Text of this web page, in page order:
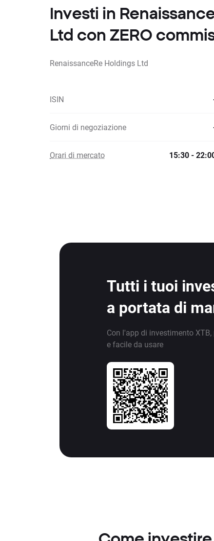
Investi in
Ltd con ZERO
RenaissanceRe Holdings Ltd
ISIN
Giorni di negoziazione
Orari di mercato 15:30 -
Tutti i tuoi
a portata di
Con l'app di investimento
e facile da usare